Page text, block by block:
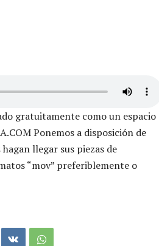
gratuitamente como un espacio
Ponemos a disposición de
llegar sus piezas de
“mov” preferiblemente o